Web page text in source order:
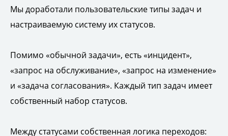
Мы доработали пользовательские типы задач и
настраиваемую систему их статусов.
Помимо «обычной задачи», есть «инцидент»,
«запрос на обслуживание», «запрос на изменение»
и «задача согласования». Каждый тип задач имеет
собственный набор статусов.
Между статусами собственная логика переходов: